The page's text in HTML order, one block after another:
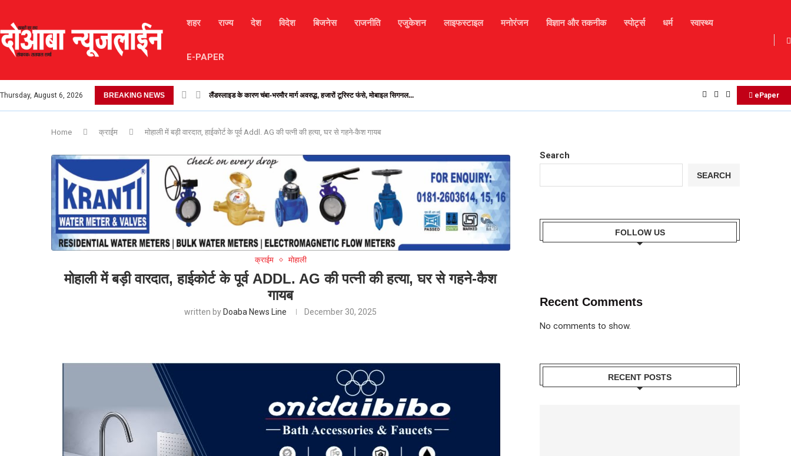
शहर राज्य देश विदेश बिजनेस राजनीति एजुकेशन लाइफस्टाइल मनोरंजन विज्ञान और तकनीक स्पोर्ट्स धर्म स्वास्थ्य
E-PAPER
Thursday, August 6, 2026 BREAKING NEWS 17 अगस्त 2025 – आज का दैनिक राशिफल Daily Horoscope : मकर राशि बालों को व्यवसाय में आज
ePaper
Home क्राईम मोहाली में बड़ी वारदात, हाईकोर्ट के पूर्व Addl. AG की पत्नी की हत्या, घर से गहने-कैश गायब
क्राईम मोहाली
मोहाली में बड़ी वारदात, हाईकोर्ट के पूर्व ADDL. AG की पत्नी की हत्या, घर से गहने-कैश
गायब
written by Doaba News Line December 30, 2025
Search
SEARCH
FOLLOW US
Recent Comments
No comments to show.
RECENT POSTS